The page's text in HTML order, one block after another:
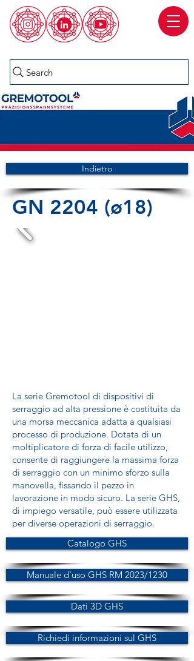
Search
Indietro
GN 2204 (ø18)
La serie Gremotool di dispositivi di
serraggio ad alta pressione è costituita da
una morsa meccanica adatta a qualsiasi
processo di produzione. Dotata di un
moltiplicatore di forza di facile utilizzo,
consente di raggiungere la massima forza
di serraggio con un minimo sforzo sulla
manovella, fissando il pezzo in
lavorazione in modo sicuro. La serie GHS,
di impiego versatile, può essere utilizzata
per diverse operazioni di serraggio.
Catalogo GHS
Manuale d'uso GHS RM 2023/1230
Dati 3D GHS
Richiedi informazioni sul GHS